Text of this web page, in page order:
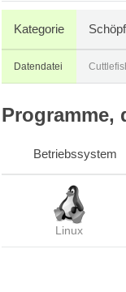
Kategorie
Datendatei
Programme,
Betriebssystem
Linux